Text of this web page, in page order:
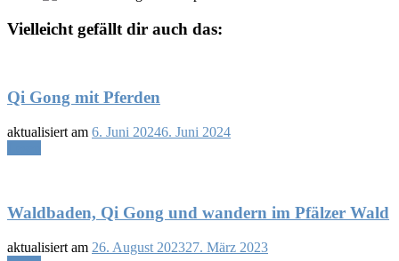
Vielleicht gefällt dir auch das:
Qi Gong mit Pferden
aktualisiert am 6. Juni 20246. Juni 2024
Waldbaden, Qi Gong und wandern im Pfälzer Wald
aktualisiert am 26. August 202327. März 2023